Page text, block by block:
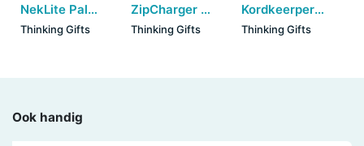
NekLite Pals - Panda
Thinking Gifts
ZipCharger - Mix Tape
Thinking Gifts
Kordkeerper - Blue
Thinking Gifts
Ook handig